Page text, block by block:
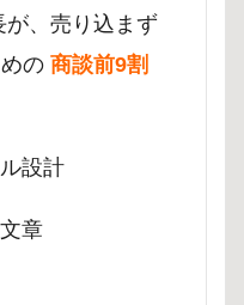
が、売り込まず
の 商談前9割
設計
章